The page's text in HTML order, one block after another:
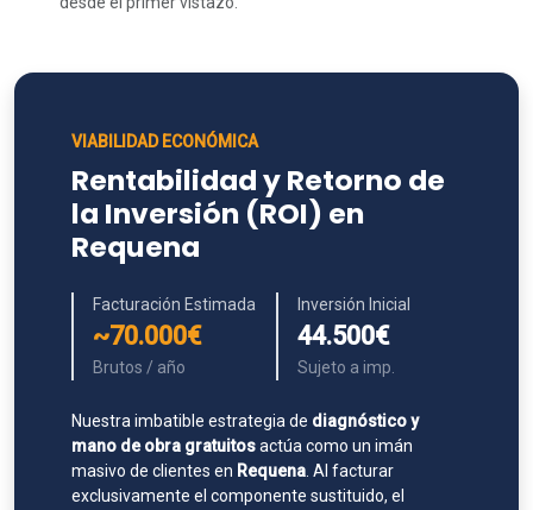
VIABILIDAD ECONÓMICA
Rentabilidad y Retorno de
la Inversión (ROI) en
Requena
Facturación Estimada
~70.000€
Brutos / año
Inversión Inicial
44.500€
Sujeto a imp.
Nuestra imbatible estrategia de diagnóstico y
mano de obra gratuitosactúa como un imán
masivo de clientes en Requena . Al facturar
exclusivamente el componente sustituido, el